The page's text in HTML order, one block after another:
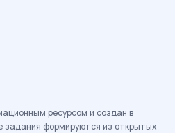
ресурсом и создан в
задания формируются из открытых